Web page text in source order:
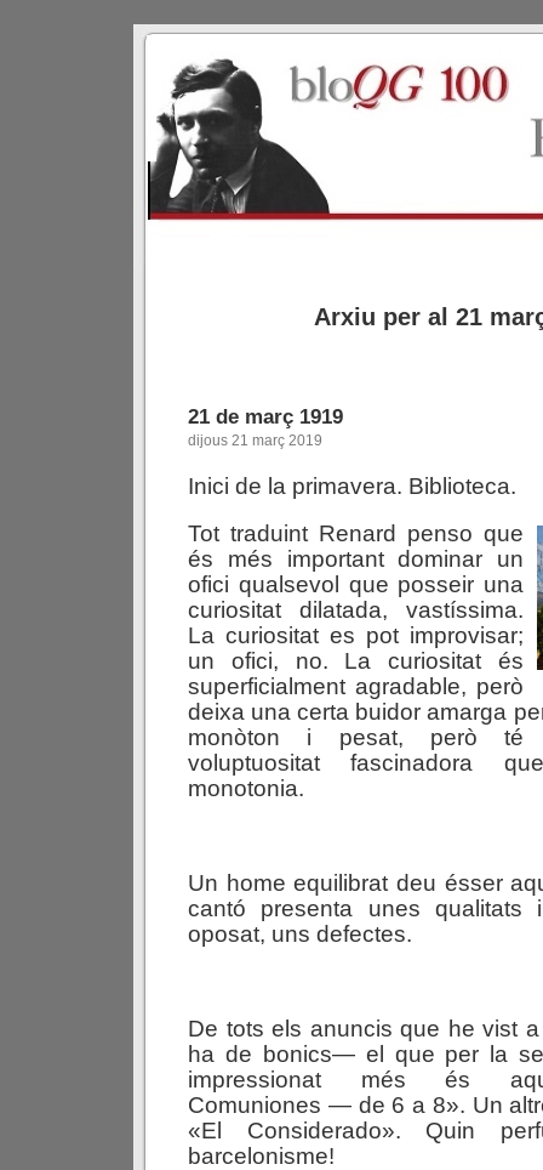
Arxiu per al 21
21 de març 1919
dijous 21 març 2019
Inici de la primavera. Biblioteca.
Tot traduint Renard penso que
és més important dominar un
ofici qualsevol que posseir una
curiositat dilatada, vastíssima.
La curiositat es pot improvisar;
un ofici, no. La curiositat és
superficialment agradable, però
deixa una certa buidor amarga
monòton i pesat, però té
voluptuositat fascinadora
monotonia.
Un home equilibrat deu ésser
cantó presenta unes qualitats
oposat, uns defectes.
De tots els anuncis que he vist
ha de bonics— el que per la
impressionat més és
Comuniones — de 6 a 8». Un
«El Considerado». Quin
barcelonisme!